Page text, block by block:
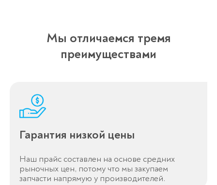
Мы отличаемся тремя
преимуществами
Гарантия низкой цены
Наш прайс составлен на основе средних
рыночных цен, потому что мы закупаем
запчасти напрямую у производителей.